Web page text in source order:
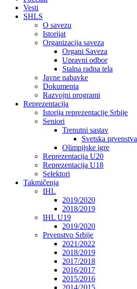
Vesti
SHLS
O savezu
Istorijat
Organizacija saveza
Organi Saveza
Upravni odbor
Stalna radna tela
Javne nabavke
Dokumenta
Razvojni programi
Reprezentacija
Istorija reprezentacije Srbije
Seniori
Trenutni sastav
Svetska prvenstva
Olimpijske igre
Reprezentacija U20
Reprezentacija U18
Selektori
Takmičenja
IHL
2019/2020
2018/2019
IHL U19
2019/2020
Prvenstvo Srbije
2021/2022
2018/2019
2017/2018
2016/2017
2015/2016
2014/2015